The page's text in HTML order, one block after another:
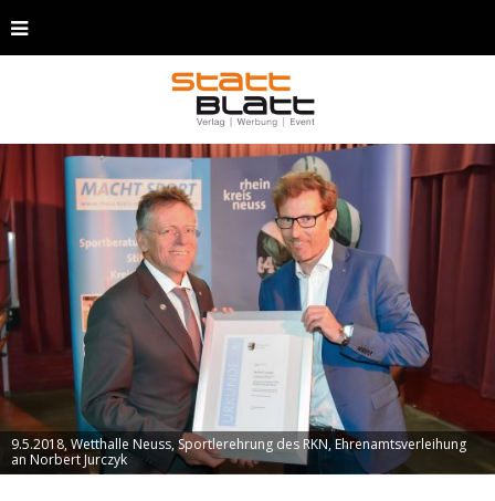
9.5.2018, Wetthalle Neuss, Sportlerehrung des RKN, Ehrenamtsverleihung
an Norbert Jurczyk